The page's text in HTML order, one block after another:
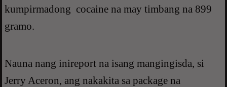
kumpirmadong cocaine na may timbang na 899
gramo.
Nauna nang inireport na isang mangingisda, si
Jerry Aceron, ang nakakita sa package na